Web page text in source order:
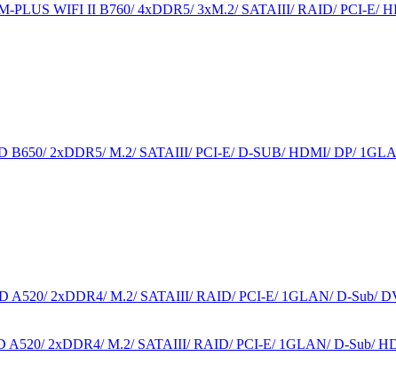
PLUS WIFI II B760/ 4xDDR5/ 3xM.2/ SATAIII/ RAID/ PCI-E/
B650/ 2xDDR5/ M.2/ SATAIII/ PCI-E/ D-SUB/ HDMI/ DP/
A520/ 2xDDR4/ M.2/ SATAIII/ RAID/ PCI-E/ 1GLAN/ D-Sub/
A520/ 2xDDR4/ M.2/ SATAIII/ RAID/ PCI-E/ 1GLAN/ D-Sub/